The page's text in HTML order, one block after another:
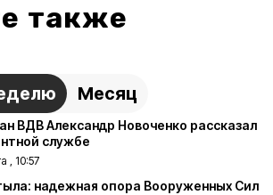
также
Месяц
ВДВ Александр Новоченко рассказал
службе
, 10:57
надежная опора Вооруженных Сил